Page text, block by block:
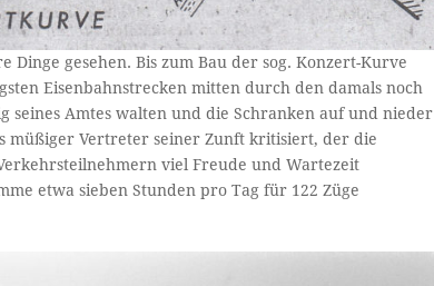
Dinge gesehen. Bis zum Bau der sog. Konzert-Kurve
Eisenbahnstrecken mitten durch den damals noch
seines Amtes walten und die Schranken auf und nieder
müßiger Vertreter seiner Zunft kritisiert, der die
viel Freude und Wartezeit
etwa sieben Stunden pro Tag für 122 Züge